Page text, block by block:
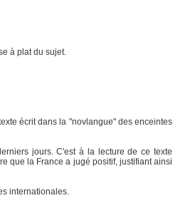
à plat du sujet.
écrit dans la "novlangue" des enceintes
jours. C'est à la lecture de ce texte
que la France a jugé positif, justifiant ainsi
internationales.